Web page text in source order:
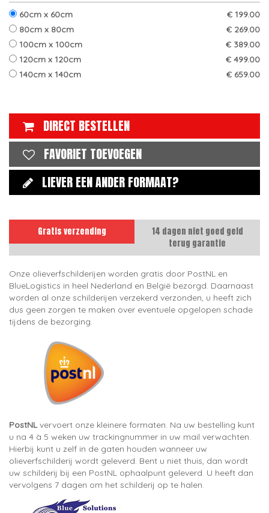
60cm x 60cm
€ 199.00
80cm x 80cm
€ 269.00
100cm x 100cm
€ 389.00
120cm x 120cm
€ 499.00
140cm x 140cm
€ 659.00
DIRECT BESTELLEN
FAVORIET TOEVOEGEN
LIEVER EEN ANDER FORMAAT?
Gratis verzending
14 dagen niet goed geld
terug garantie
Onze olieverfschilderijen worden gratis door PostNL en
BlueLogistics in heel Nederland en België bezorgd. Daarnaast
worden al onze schilderijen verzekerd verzonden, u heeft zich
dus geen zorgen te maken over eventuele opgelopen schade
tijdens de bezorging.
PostNLvervoert onze kleinere formaten. Na uw bestelling kunt
u na 4 à 5 weken uw trackingnummer in uw mail verwachten.
Hierbij kunt u zelf in de gaten houden wanneer uw
olieverfschilderij wordt geleverd. Bent u niet thuis, dan wordt
uw schilderij bij een PostNL ophaalpunt geleverd. U heeft dan
vervolgens 7 dagen om het schilderij op te halen.